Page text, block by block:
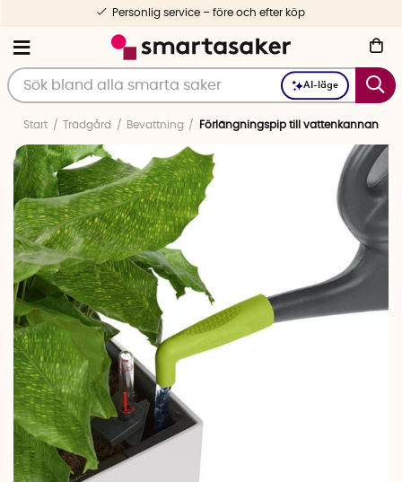
AI-läge
Personlig service – före och efter köp
Start Trädgård Bevattning Förlängningspip till vattenkannan